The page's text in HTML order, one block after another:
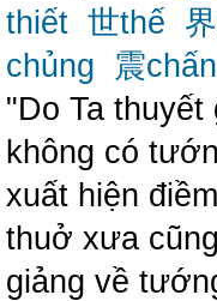
thiết 世thế
chủng
震chấn
"Do Ta
không có
xuất hiện
thuở xưa
giảng về